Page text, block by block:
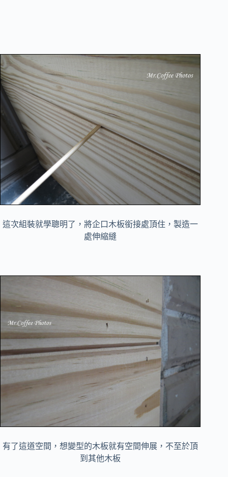
這次組裝就學聰明了，將企口木板銜接處頂住，製造一
處伸縮縫
有了這道空間，想變型的木板就有空間伸展，不至於頂
到其他木板